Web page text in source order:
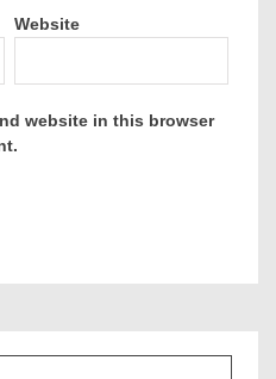
Website
website in this browser